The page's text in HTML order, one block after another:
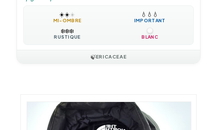
☀️☀️☀️
MI-OMBRE
💧 💧 💧
IMPORTANT
❄️❄️❄️
RUSTIQUE BLANC
🍃ERICACEAE